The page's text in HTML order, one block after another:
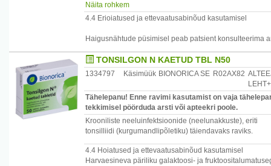
Näita rohkem
4.4 Erioiatused ja ettevaatusabinõud kasutamisel
Haigusnähtude püsimisel peab patsient konsulteerima
TONSILGON N KAETUD TBL N50
1334797 Käsimüük BIONORICA SE R02AX82
Tähelepanu! Enne ravimi kasutamist on vaja
tekkimisel pöörduda arsti või apteekri poole.
Krooniliste neeluinfektsioonide (neelunakkuste), eriti
tonsilliidi (kurgumandlipõletiku) täiendavaks raviks.
4.4 Hoiatused ja ettevaatusabinõud kasutamisel
Harvaesineva päriliku galaktoosi- ja